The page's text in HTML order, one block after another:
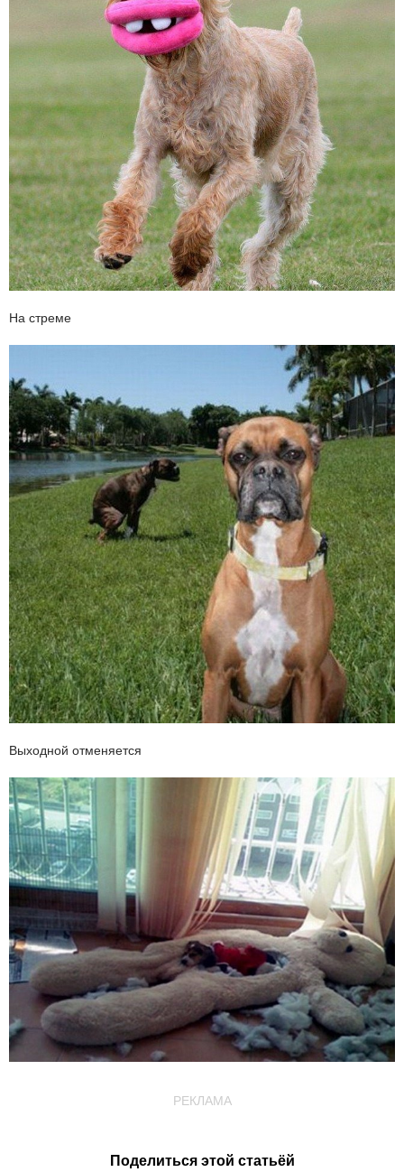
На стреме
Выходной отменяется
РЕКЛАМА
Поделиться этой статьёй